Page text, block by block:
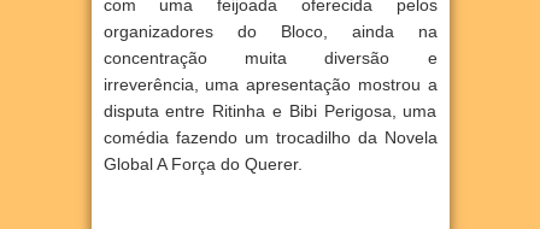
com uma feijoada oferecida pelos
organizadores do Bloco, ainda na
concentração muita diversão e
irreverência, uma apresentação mostrou a
disputa entre Ritinha e Bibi Perigosa, uma
comédia fazendo um trocadilho da Novela
Global A Força do Querer.